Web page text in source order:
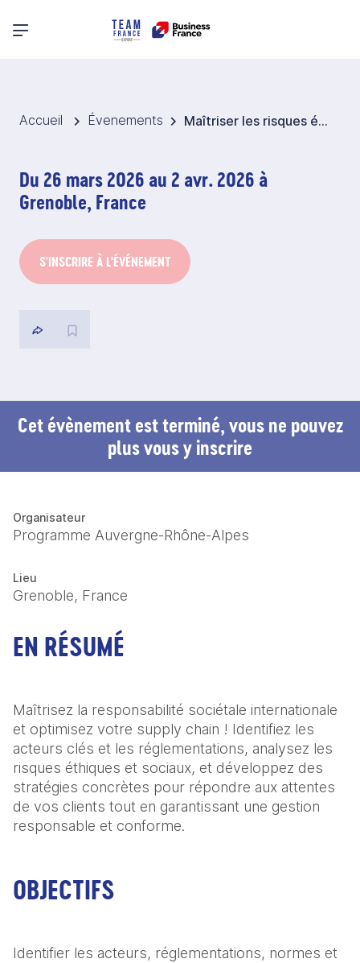
Menu principal
Accueil Évenements Maîtriser les risques éthiques et sociaux dans la supply chain internationale
Du 26 mars 2026 au 2 avr. 2026 à
Grenoble, France
S'INSCRIRE À L'ÉVÉNEMENT
Cet évènement est terminé, vous ne pouvez
plus vous y inscrire
Organisateur
Programme Auvergne-Rhône-Alpes
Lieu
Grenoble, France
EN RÉSUMÉ
Maîtrisez la responsabilité sociétale internationale
et optimisez votre supply chain ! Identifiez les
acteurs clés et les réglementations, analysez les
risques éthiques et sociaux, et développez des
stratégies concrètes pour répondre aux attentes
de vos clients tout en garantissant une gestion
responsable et conforme.
OBJECTIFS
Identifier les acteurs, réglementations, normes et